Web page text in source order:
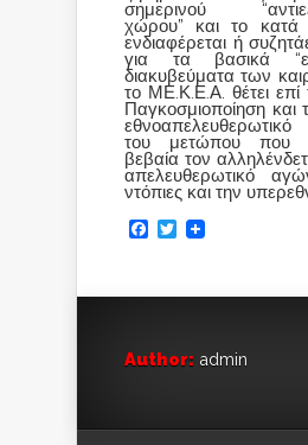
σημερινού
χώρου” και το κατά
ενδιαφέρεται ή
για τα βασικά
διακυβεύματα των
το ΜΕ.Κ.Ε.Α. θέτει επί
Παγκοσμιοποίηση και
του μετώπου που
βεβαία τον
απελευθερωτικό
ντόπιες και την
Facebook
Twitter
Author: admin